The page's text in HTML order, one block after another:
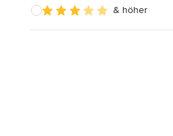
Alle anzeigen
& höher